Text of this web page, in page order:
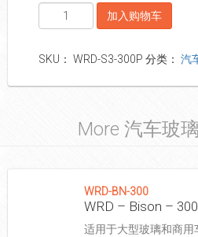
量
加入购物车
SKU： WRD-S3-300P 分类： 汽
More 汽车玻
WRD-BN-300
WRD – Bison – 300
适用于大型玻璃和商用